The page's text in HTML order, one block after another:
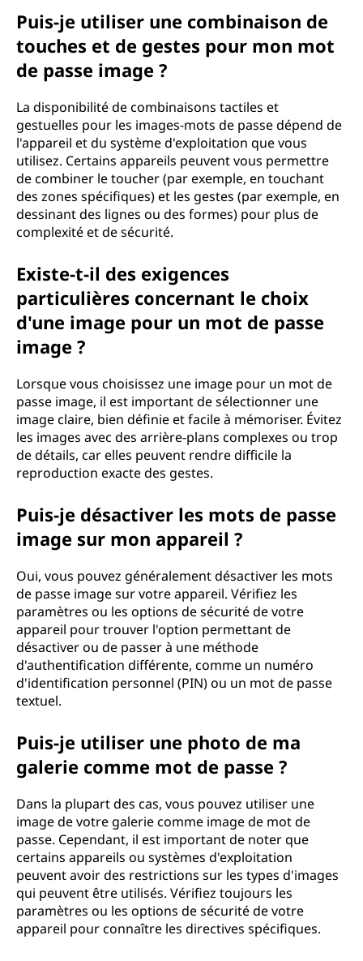
Puis-je utiliser une combinaison de
touches et de gestes pour mon mot
de passe image ?
La disponibilité de combinaisons tactiles et
gestuelles pour les images-mots de passe dépend de
l'appareil et du système d'exploitation que vous
utilisez. Certains appareils peuvent vous permettre
de combiner le toucher (par exemple, en touchant
des zones spécifiques) et les gestes (par exemple, en
dessinant des lignes ou des formes) pour plus de
complexité et de sécurité.
Existe-t-il des exigences
particulières concernant le choix
d'une image pour un mot de passe
image ?
Lorsque vous choisissez une image pour un mot de
passe image, il est important de sélectionner une
image claire, bien définie et facile à mémoriser. Évitez
les images avec des arrière-plans complexes ou trop
de détails, car elles peuvent rendre difficile la
reproduction exacte des gestes.
Puis-je désactiver les mots de passe
image sur mon appareil ?
Oui, vous pouvez généralement désactiver les mots
de passe image sur votre appareil. Vérifiez les
paramètres ou les options de sécurité de votre
appareil pour trouver l'option permettant de
désactiver ou de passer à une méthode
d'authentification différente, comme un numéro
d'identification personnel (PIN) ou un mot de passe
textuel.
Puis-je utiliser une photo de ma
galerie comme mot de passe ?
Dans la plupart des cas, vous pouvez utiliser une
image de votre galerie comme image de mot de
passe. Cependant, il est important de noter que
certains appareils ou systèmes d'exploitation
peuvent avoir des restrictions sur les types d'images
qui peuvent être utilisés. Vérifiez toujours les
paramètres ou les options de sécurité de votre
appareil pour connaître les directives spécifiques.